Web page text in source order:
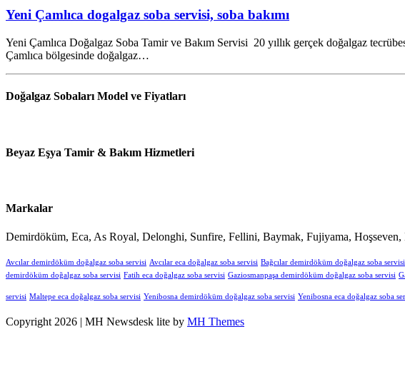
Yeni Çamlıca dogalgaz soba servisi, soba bakımı
Yeni Çamlıca Doğalgaz Soba Tamir ve Bakım Servisi 20 yıllık gerçek doğalgaz
Çamlıca bölgesinde doğalgaz…
Doğalgaz Sobaları Model ve Fiyatları
Beyaz Eşya Tamir & Bakım Hizmetleri
Markalar
Demirdöküm, Eca, As Royal, Delonghi, Sunfire, Fellini, Baymak, Fujiyama,
Avcılar demirdöküm doğalgaz soba servisi Avcılar eca doğalgaz soba servisi Bağcılar demirdöküm doğalgaz soba servisi
demirdöküm doğalgaz soba servisi Fatih eca doğalgaz soba servisi Gaziosmanpaşa demirdöküm doğalgaz soba servisi
servisi Maltepe eca doğalgaz soba servisi Yenibosna demirdöküm doğalgaz soba servisi Yenibosna eca doğalgaz soba
Copyright 2026 | MH Newsdesk lite by MH Themes